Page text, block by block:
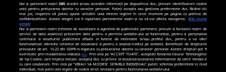
turn.com
uid
Terț
Noi și partenerii noștri585 stocăm și/sau accesăm informații pe dispozitivul dvs., precum identificatorii cookie
unici pentru prelucrarea datelor cu caracter personal. Puteți accepta sau gestiona preferințele dvs. făcând clic
mai jos, respectiv vă puteți opune utilizării unui interes legitim în orice moment pe pagina cu politica de
confidențialitate. Aceste alegeri vor fi raportate partenerilor noștri și nu vă vor afecta navigarea.
Mai multe
detalii
Noi si partenerii nostri (retelele de socializare si agentiile de publicitate partenere, precum si furnizorii nostri de
servicii de date analitice) prelucram date pentru a permite website-ului sa functioneze, pentru a personaliza
continutul si anunturile publicitare afisate in functie de interesele si/sau profilul dvs., pentru a va oferi
functionalitati aferente retelelor de socializare si pentru a analiza traficul pe website. Beneficiati de drepturile
prevazute de art. 15-22 din GDPR in legatura cu prelucrarea datelor cu caracter personal. Aceste drepturi pot fi
exercitate prin modalitatea indicataaici . Prin click pe “ACCEPT TOATE”, acceptati folosirea tuturor Tehnologiilor
de tip Cookie, care implica inclusiv acceptul dvs. cu privire la stocarea/accesarea informatiilor de catre Vendor-ii
cu care colaboram. Prin click pe “VREAU SA MODIFIC SETARILE INDIVIDUAL” puteti schimba preferintele in mod
individual, mai putin cele legate de cookie strict necesare pentru functionarea website-ului.